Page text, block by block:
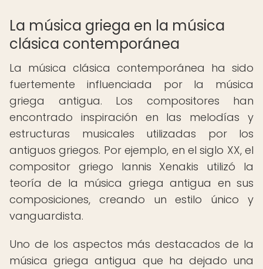
La música griega en la música
clásica contemporánea
La música clásica contemporánea ha sido
fuertemente influenciada por la música
griega antigua. Los compositores han
encontrado inspiración en las melodías y
estructuras musicales utilizadas por los
antiguos griegos. Por ejemplo, en el siglo XX, el
compositor griego Iannis Xenakis utilizó la
teoría de la música griega antigua en sus
composiciones, creando un estilo único y
vanguardista.
Uno de los aspectos más destacados de la
música griega antigua que ha dejado una